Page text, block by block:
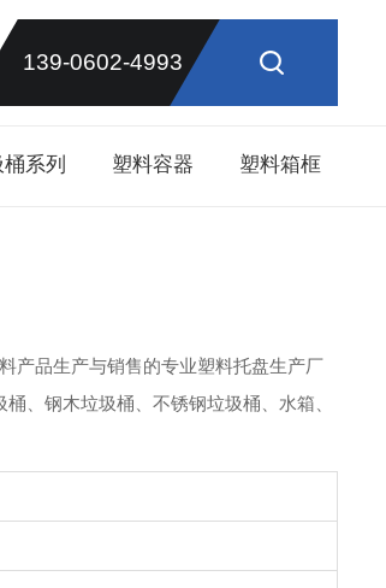
139-0602-4993
系列 塑料容器 塑料箱框
产品生产与销售的专业塑料托盘生产厂
、钢木垃圾桶、不锈钢垃圾桶、水箱、